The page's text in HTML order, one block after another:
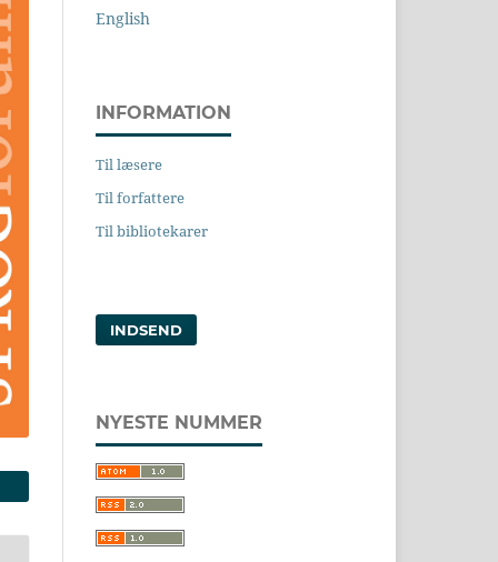
English
INFORMATION
Til læsere
Til forfattere
Til bibliotekarer
INDSEND
NYESTE NUMMER